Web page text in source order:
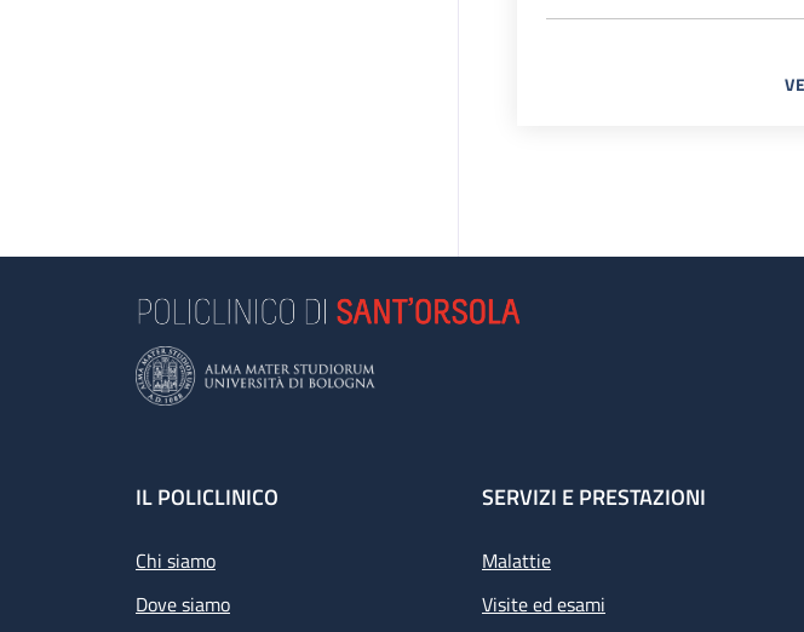
Footer
IL POLICLINICO
Chi siamo
Dove siamo
SERVIZI E PRESTAZIONI
Malattie
Visite ed esami